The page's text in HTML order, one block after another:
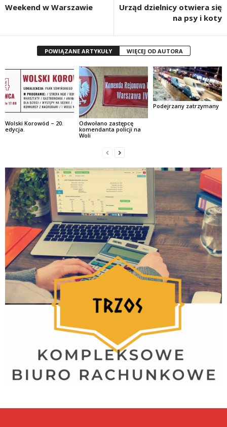
Weekend w Warszawie
Urząd dzielnicy otwiera się
na psy i koty
POWIĄZANE ARTYKUŁY WIĘCEJ OD AUTORA
Wolski Korowód – 20.
edycja.
Odwołano zastępcę
komendanta policji na
Woli
Podejrzany zatrzymany